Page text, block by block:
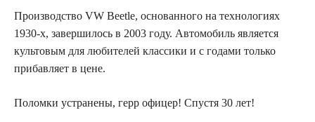
Производство VW Beetle, основанного на технологиях
1930-х, завершилось в 2003 году. Автомобиль является
культовым для любителей классики и с годами только
прибавляет в цене.
Поломки устранены, герр офицер! Спустя 30 лет!